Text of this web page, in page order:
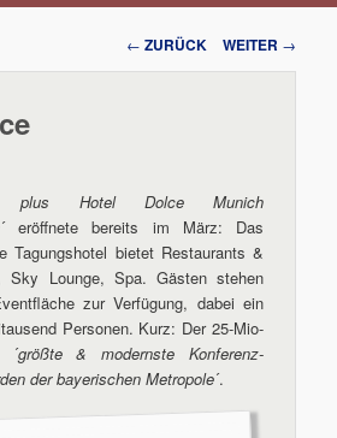
Beitrags-
Navigation
← ZURÜCK WEITER →
plus Hotel Dolce Munich
´ eröffnete bereits im März: Das
Tagungshotel bietet Restaurants &
Sky Lounge, Spa. Gästen stehen
zur Verfügung, dabei ein
Personen. Kurz: Der 25-Mio-
´größte & modernste Konferenz-
der bayerischen Metropole´.